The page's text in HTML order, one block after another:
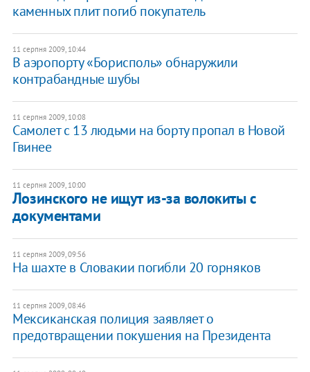
каменных плит погиб покупатель
11 серпня 2009, 10:44
В аэропорту «Борисполь» обнаружили
контрабандные шубы
11 серпня 2009, 10:08
Самолет с 13 людьми на борту пропал в Новой
Гвинее
11 серпня 2009, 10:00
Лозинского не ищут из-за волокиты с
документами
11 серпня 2009, 09:56
На шахте в Словакии погибли 20 горняков
11 серпня 2009, 08:46
Мексиканская полиция заявляет о
предотвращении покушения на Президента